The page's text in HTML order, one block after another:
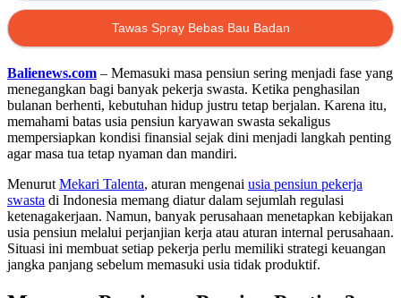
Tawas Spray Bebas Bau Badan
Balienews.com – Memasuki masa pensiun sering menjadi fase yang
menegangkan bagi banyak pekerja swasta. Ketika penghasilan
bulanan berhenti, kebutuhan hidup justru tetap berjalan. Karena itu,
memahami batas usia pensiun karyawan swasta sekaligus
mempersiapkan kondisi finansial sejak dini menjadi langkah penting
agar masa tua tetap nyaman dan mandiri.
Menurut Mekari Talenta, aturan mengenai usia pensiun pekerja
swasta di Indonesia memang diatur dalam sejumlah regulasi
ketenagakerjaan. Namun, banyak perusahaan menetapkan kebijakan
usia pensiun melalui perjanjian kerja atau aturan internal perusahaan.
Situasi ini membuat setiap pekerja perlu memiliki strategi keuangan
jangka panjang sebelum memasuki usia tidak produktif.